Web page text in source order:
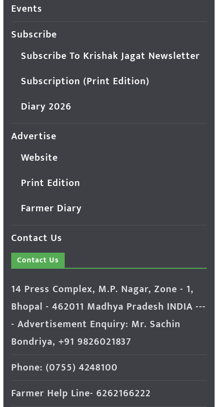
Events
Subscribe
Subscribe To Krishak Jagat Newsletter
Subscription (Print Edition)
Diary 2026
Advertise
Website
Print Edition
Farmer Diary
Contact Us
Contact Us
14 Press Complex, M.P. Nagar, Zone - 1,
Bhopal - 462011 Madhya Pradesh INDIA ---
- Advertisement Enquiry: Mr. Sachin
Bondriya, +91 9826021837
Phone: (0755) 4248100
Farmer Help Line- 6262166222